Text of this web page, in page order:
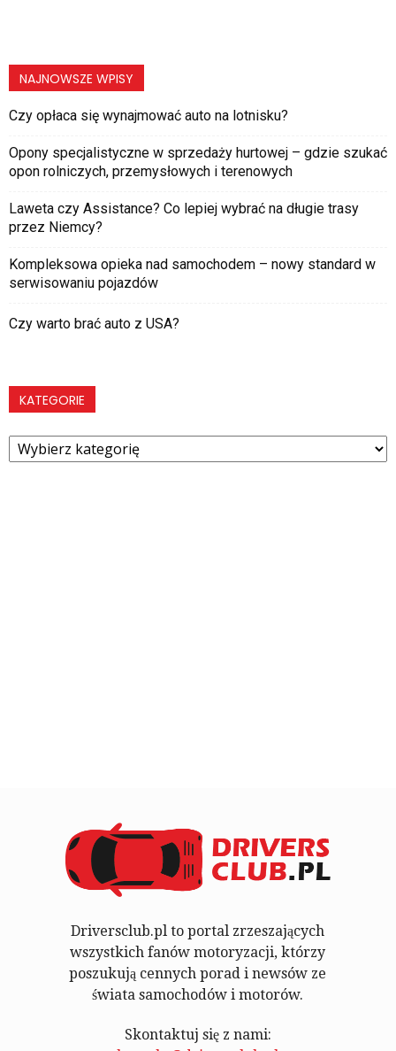
NAJNOWSZE WPISY
Czy opłaca się wynajmować auto na lotnisku?
Opony specjalistyczne w sprzedaży hurtowej – gdzie szukać
opon rolniczych, przemysłowych i terenowych
Laweta czy Assistance? Co lepiej wybrać na długie trasy
przez Niemcy?
Kompleksowa opieka nad samochodem – nowy standard w
serwisowaniu pojazdów
Czy warto brać auto z USA?
KATEGORIE
Kategorie
Driversclub.pl to portal zrzeszających
wszystkich fanów motoryzacji, którzy
poszukują cennych porad i newsów ze
świata samochodów i motorów.
Skontaktuj się z nami: